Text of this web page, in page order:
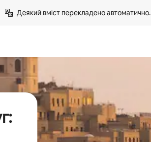
Деякий вміст перекладено автоматично.